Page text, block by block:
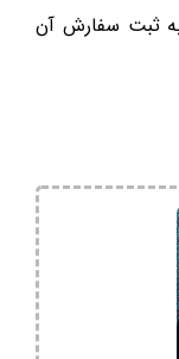
به ثبت سفارش آن